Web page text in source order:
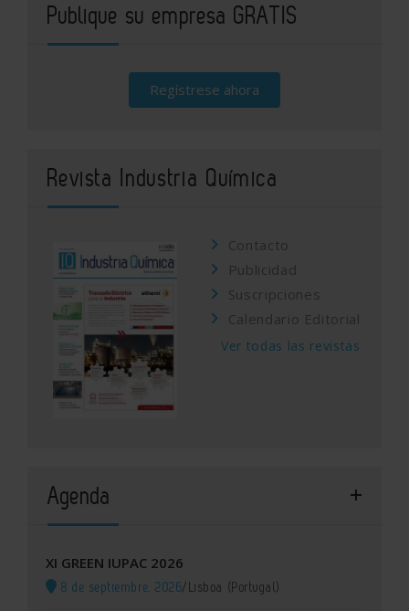
Publique su empresa GRATIS
Regístrese ahora
Revista Industria Química
Contacto
Publicidad
Suscripciones
Calendario Editorial
Ver todas las revistas
Agenda
XI GREEN IUPAC 2026
8 de septiembre, 2026/Lisboa (Portugal)